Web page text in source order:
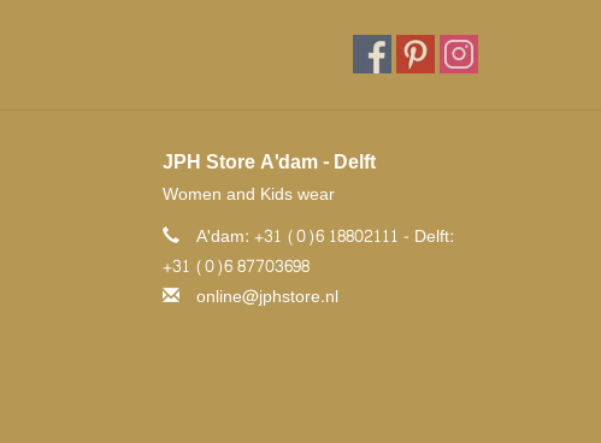
JPH Store A'dam - Delft
Women and Kids wear
A'dam: +31 (0)6 18802111 - Delft:
+31 (0)6 87703698
online@jphstore.nl